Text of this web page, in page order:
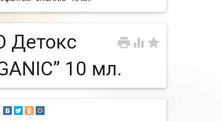
  
Детокс
10 мл.